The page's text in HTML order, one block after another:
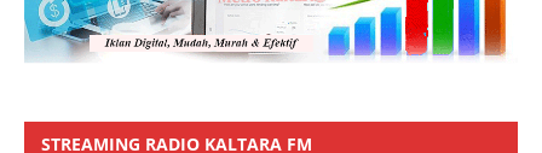
STREAMING RADIO KALTARA FM